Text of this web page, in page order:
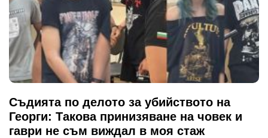
Съдията по делото за убийството на
Георги: Такова принизяване на човек и
гаври не съм виждал в моя стаж